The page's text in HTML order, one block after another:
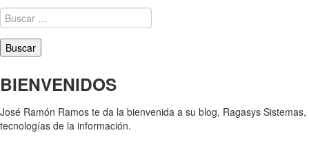
Buscar:
BIENVENIDOS
José Ramón Ramos te da la bienvenida a su blog, Ragasys
tecnologías de la información.